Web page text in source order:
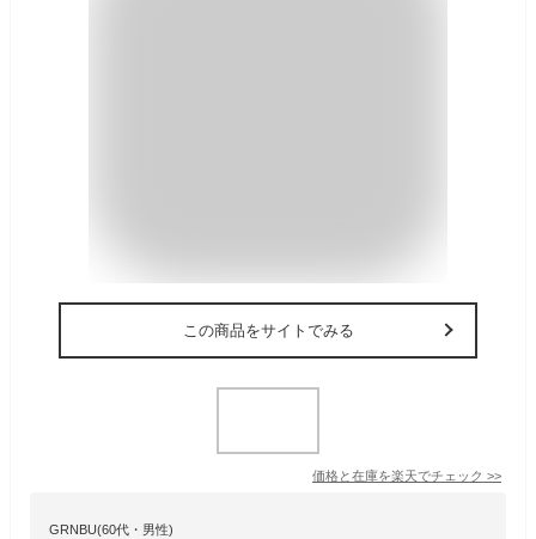
この商品をサイトでみる
価格と在庫を楽天でチェック >>
GRNBU(60代・男性)